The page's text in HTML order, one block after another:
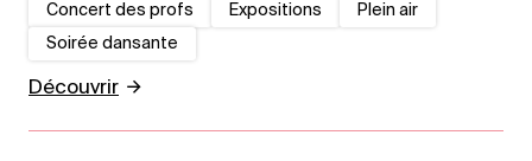
Concert des profs
Expositions
Plein air
Soirée dansante
Découvrir